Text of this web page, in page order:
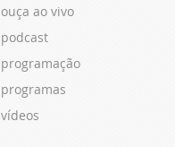
ouça ao vivo
podcast
programação
programas
vídeos